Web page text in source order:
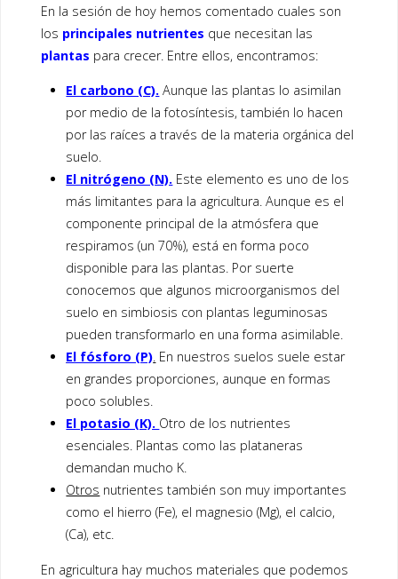
En la sesión de hoy hemos comentado cuales son
los principales nutrientes que necesitan las
plantas para crecer. Entre ellos, encontramos:
El carbono (C). Aunque las plantas lo asimilan
por medio de la fotosíntesis, también lo hacen
por las raíces a través de la materia orgánica del
suelo.
El nitrógeno (N). Este elemento es uno de los
más limitantes para la agricultura. Aunque es el
componente principal de la atmósfera que
respiramos (un 70%), está en forma poco
disponible para las plantas. Por suerte
conocemos que algunos microorganismos del
suelo en simbiosis con plantas leguminosas
pueden transformarlo en una forma asimilable.
El fósforo (P). En nuestros suelos suele estar
en grandes proporciones, aunque en formas
poco solubles.
El potasio (K). Otro de los nutrientes
esenciales. Plantas como las plataneras
demandan mucho K.
Otros nutrientes también son muy importantes
como el hierro (Fe), el magnesio (Mg), el calcio,
(Ca), etc.
En agricultura hay muchos materiales que podemos